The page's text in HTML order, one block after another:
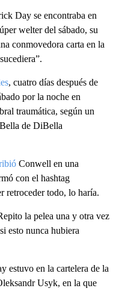
Day se encontraba en
welter del sábado, su
conmovedora carta en la
, cuatro días después de
por la noche en
traumática, según un
de DiBella
Conwell en una
con el hashtag
retroceder todo, lo haría.
la pelea una y otra vez
esto nunca hubiera
estuvo en la cartelera de la
Usyk, en la que